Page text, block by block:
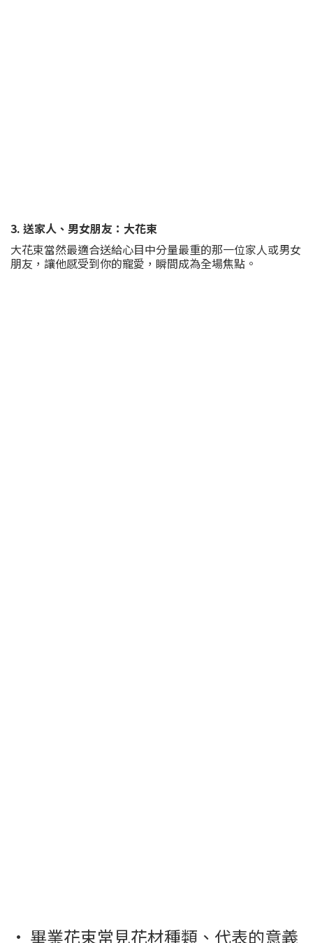
3. 送家人、男女朋友：大花束
大花束當然最適合送給心目中分量最重的那一位家人或男女
朋友，讓他感受到你的寵愛，瞬間成為全場焦點。
· 畢業花束常見花材種類、代表的意義